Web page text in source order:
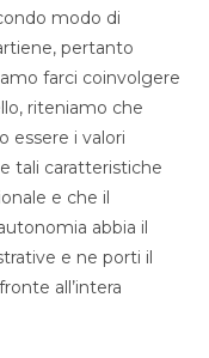
modo di
pertanto
farci coinvolgere
riteniamo che
essere i valori
tali caratteristiche
e che il
abbia il
e ne porti il
all’intera